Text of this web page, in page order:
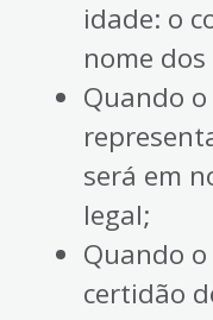
idade: o
nome
Quando
será em
legal;
Quando
certidão